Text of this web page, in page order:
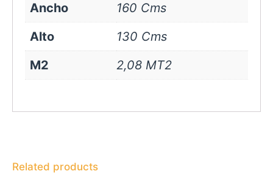
Ancho
160 Cms
Alto
130 Cms
M2
2,08 MT2
Related products